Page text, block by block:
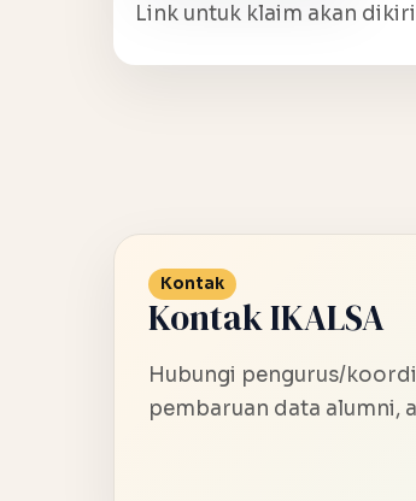
Link untuk klaim akan
Kontak
Kontak IKALSA
Hubungi pengurus/
pembaruan data alumni,